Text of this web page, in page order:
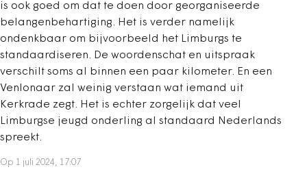
is ook goed om dat te doen door georganiseerde
belangenbehartiging. Het is verder namelijk
ondenkbaar om bijvoorbeeld het Limburgs te
standaardiseren. De woordenschat en uitspraak
verschilt soms al binnen een paar kilometer. En een
Venlonaar zal weinig verstaan wat iemand uit
Kerkrade zegt. Het is echter zorgelijk dat veel
Limburgse jeugd onderling al standaard Nederlands
spreekt.
Op 1 juli 2024, 17:07